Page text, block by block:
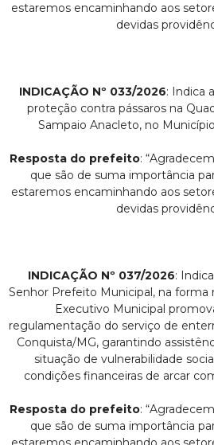
estaremos encaminhando aos
devidas
INDICAÇÃO Nº 033/2026: Indica
proteção contra pássaros na
Sampaio Anacleto, no
Resposta do prefeito:
que são de suma importância
estaremos encaminhando aos
devidas
INDICAÇÃO Nº 037/2026:
Senhor Prefeito Municipal, na
Executivo Municipal
regulamentação do serviço de
Conquista/MG, garantindo
situação de vulnerabilidade
condições financeiras de arcar
Resposta do prefeito:
que são de suma importância